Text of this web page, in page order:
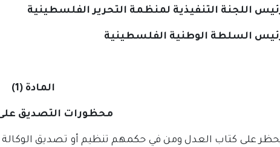
اللجنة التنفيذية لمنظمة التحرير الفلسطينية
السلطة الوطنية الفلسطينية
المادة (1)
محظورات التصديق على
على كتاب العدل ومن في حكمهم تنظيم أو تصديق الوكالة